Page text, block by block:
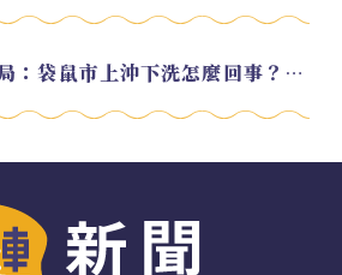
EP.213 川普大攪局：袋鼠市上沖下洗怎麼回事？feat. Alvin